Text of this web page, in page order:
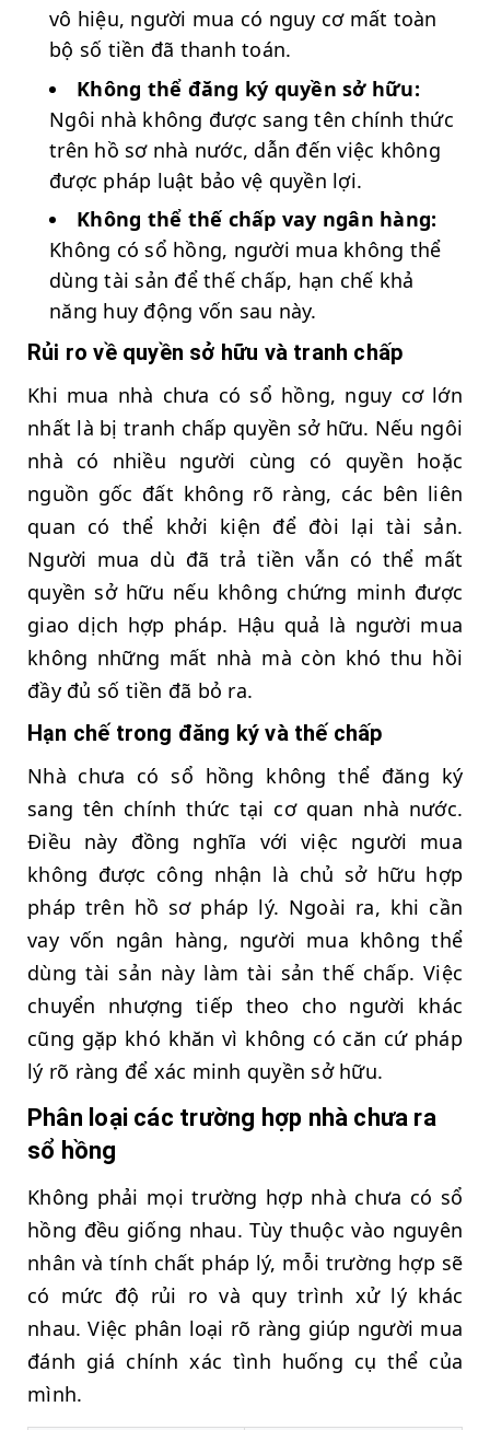
vô hiệu, người mua có nguy cơ mất toàn
bộ số tiền đã thanh toán.
Không thể đăng ký quyền sở hữu:
Ngôi nhà không được sang tên chính thức
trên hồ sơ nhà nước, dẫn đến việc không
được pháp luật bảo vệ quyền lợi.
Không thể thế chấp vay ngân hàng:
Không có sổ hồng, người mua không thể
dùng tài sản để thế chấp, hạn chế khả
năng huy động vốn sau này.
Rủi ro về quyền sở hữu và tranh chấp
Khi mua nhà chưa có sổ hồng, nguy cơ lớn
nhất là bị tranh chấp quyền sở hữu. Nếu ngôi
nhà có nhiều người cùng có quyền hoặc
nguồn gốc đất không rõ ràng, các bên liên
quan có thể khởi kiện để đòi lại tài sản.
Người mua dù đã trả tiền vẫn có thể mất
quyền sở hữu nếu không chứng minh được
giao dịch hợp pháp. Hậu quả là người mua
không những mất nhà mà còn khó thu hồi
đầy đủ số tiền đã bỏ ra.
Hạn chế trong đăng ký và thế chấp
Nhà chưa có sổ hồng không thể đăng ký
sang tên chính thức tại cơ quan nhà nước.
Điều này đồng nghĩa với việc người mua
không được công nhận là chủ sở hữu hợp
pháp trên hồ sơ pháp lý. Ngoài ra, khi cần
vay vốn ngân hàng, người mua không thể
dùng tài sản này làm tài sản thế chấp. Việc
chuyển nhượng tiếp theo cho người khác
cũng gặp khó khăn vì không có căn cứ pháp
lý rõ ràng để xác minh quyền sở hữu.
Phân loại các trường hợp nhà chưa ra
sổ hồng
Không phải mọi trường hợp nhà chưa có sổ
hồng đều giống nhau. Tùy thuộc vào nguyên
nhân và tính chất pháp lý, mỗi trường hợp sẽ
có mức độ rủi ro và quy trình xử lý khác
nhau. Việc phân loại rõ ràng giúp người mua
đánh giá chính xác tình huống cụ thể của
mình.